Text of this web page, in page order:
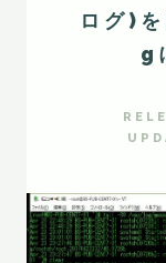
ログ)
g